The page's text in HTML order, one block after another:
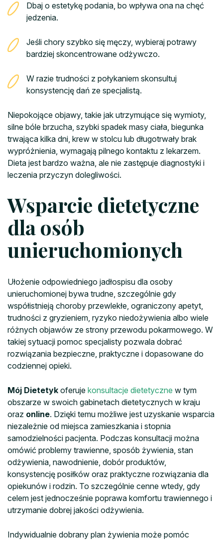
Dbaj o estetykę podania, bo wpływa ona na chęć
jedzenia.
Jeśli chory szybko się męczy, wybieraj potrawy
bardziej skoncentrowane odżywczo.
W razie trudności z połykaniem skonsultuj
konsystencję dań ze specjalistą.
Niepokojące objawy, takie jak utrzymujące się wymioty,
silne bóle brzucha, szybki spadek masy ciała, biegunka
trwająca kilka dni, krew w stolcu lub długotrwały brak
wypróżnienia, wymagają pilnego kontaktu z lekarzem.
Dieta jest bardzo ważna, ale nie zastępuje diagnostyki i
leczenia przyczyn dolegliwości.
Wsparcie dietetyczne
dla osób
unieruchomionych
Ułożenie odpowiedniego jadłospisu dla osoby
unieruchomionej bywa trudne, szczególnie gdy
współistnieją choroby przewlekłe, ograniczony apetyt,
trudności z gryzieniem, ryzyko niedożywienia albo wiele
różnych objawów ze strony przewodu pokarmowego. W
takiej sytuacji pomoc specjalisty pozwala dobrać
rozwiązania bezpieczne, praktyczne i dopasowane do
codziennej opieki.
Mój Dietetyk oferuje konsultacje dietetyczne w tym
obszarze w swoich gabinetach dietetycznych w kraju
oraz online. Dzięki temu możliwe jest uzyskanie wsparcia
niezależnie od miejsca zamieszkania i stopnia
samodzielności pacjenta. Podczas konsultacji można
omówić problemy trawienne, sposób żywienia, stan
odżywienia, nawodnienie, dobór produktów,
konsystencję posiłków oraz praktyczne rozwiązania dla
opiekunów i rodzin. To szczególnie cenne wtedy, gdy
celem jest jednocześnie poprawa komfortu trawiennego i
utrzymanie dobrej jakości odżywienia.
Indywidualnie dobrany plan żywienia może pomóc